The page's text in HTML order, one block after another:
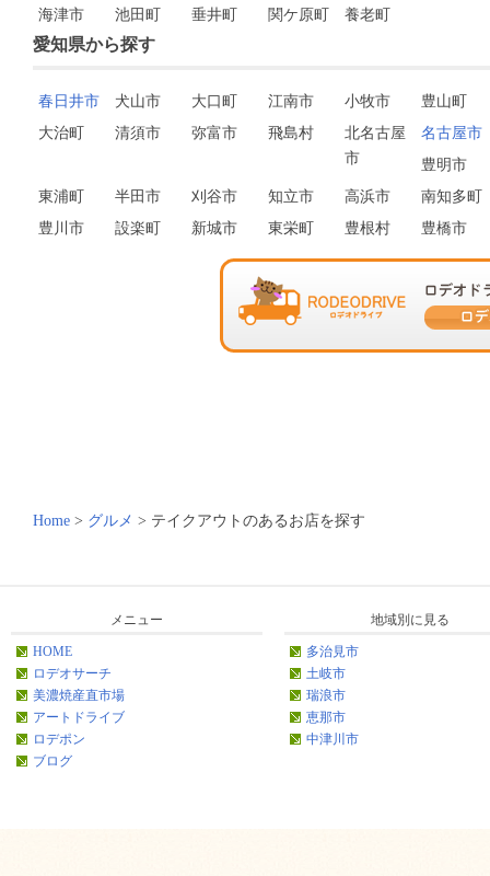
海津市
池田町 垂井町 関ケ原町 養老町
愛知県から探す
春日井市 犬山市 大口町 江南市 小牧市
豊山町
大治町
清須市 弥富市 飛島村
北名古屋
市
名古屋市
豊明市
東浦町
半田市 刈谷市 知立市 高浜市
南知多町
豊川市
設楽町 新城市 東栄町 豊根村 豊橋市
Home > グルメ > テイクアウトのあるお店を探す
メニュー
HOME
ロデオサーチ
美濃焼産直市場
アートドライブ
ロデポン
ブログ
地域別に見る
多治見市
土岐市
瑞浪市
恵那市
中津川市